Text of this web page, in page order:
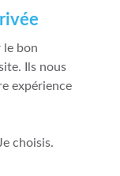
le bon
Ils nous
expérience
choisis.